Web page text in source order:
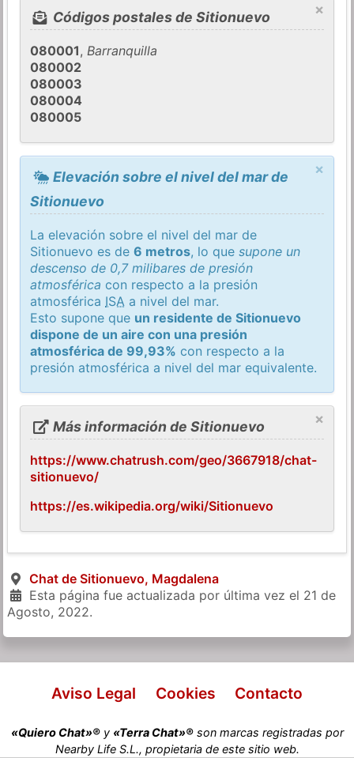
×
Códigos postales de Sitionuevo
080001,Barranquilla
080002
080003
080004
080005
×
Elevación sobre el nivel del mar de
Sitionuevo
La elevación sobre el nivel del mar de
Sitionuevo es de6 metros, lo quesupone un
descenso de 0,7 milibares de presión
atmosférica con respecto a la presión
atmosférica ISA a nivel del mar.
Esto supone que un residente de Sitionuevo
dispone de un aire con una presión
atmosférica de 99,93% con respecto a la
presión atmosférica a nivel del mar equivalente.
×
Más información de Sitionuevo
https://www.chatrush.com/geo/3667918/chat-
sitionuevo/
https://es.wikipedia.org/wiki/Sitionuevo
Chat de Sitionuevo, Magdalena
Esta página fue actualizada por última vez el 21 de
Agosto, 2022.
Aviso Legal Cookies Contacto
«Quiero Chat»®y «Terra Chat»®son marcas registradas por
Nearby Life S.L., propietaria de este sitio web.